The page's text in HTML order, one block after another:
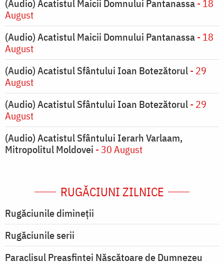
(Audio) Acatistul Maicii Domnului Pantanassa- 18
August
(Audio) Acatistul Maicii Domnului Pantanassa- 18
August
(Audio) Acatistul Sfântului Ioan Botezătorul- 29
August
(Audio) Acatistul Sfântului Ioan Botezătorul- 29
August
(Audio) Acatistul Sfântului Ierarh Varlaam,
Mitropolitul Moldovei - 30 August
RUGĂCIUNI ZILNICE
Rugăciunile dimineții
Rugăciunile serii
Paraclisul Preasfintei Născătoare de Dumnezeu